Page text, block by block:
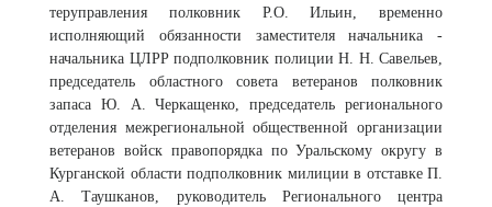
теруправления полковник Р.О. Ильин, временно
исполняющий обязанности заместителя начальника -
начальника ЦЛРР подполковник полиции Н. Н. Савельев,
председатель областного совета ветеранов полковник
запаса Ю. А. Черкащенко, председатель регионального
отделения межрегиональной общественной организации
ветеранов войск правопорядка по Уральскому округу в
Курганской области подполковник милиции в отставке П.
А. Таушканов, руководитель Регионального центра